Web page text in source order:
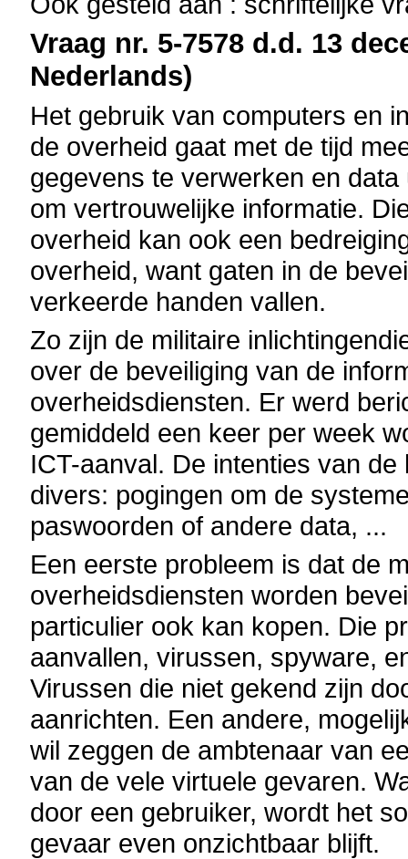
Vraag nr. 5-7578 d.d. 13
Nederlands)
Het gebruik van computers en
de overheid gaat met de tijd
gegevens te verwerken en
om vertrouwelijke informatie.
overheid kan ook een
overheid, want gaten in de
verkeerde handen vallen.
Zo zijn de militaire
over de beveiliging van de
overheidsdiensten. Er werd
gemiddeld een keer per week
ICT-aanval. De intenties van
divers: pogingen om de
paswoorden of andere data, ...
Een eerste probleem is dat de
overheidsdiensten worden
particulier ook kan kopen. Die
aanvallen, virussen, spyware,
Virussen die niet gekend zijn
aanrichten. Een andere,
wil zeggen de ambtenaar van
van de vele virtuele gevaren.
door een gebruiker, wordt het
gevaar even onzichtbaar blijft.